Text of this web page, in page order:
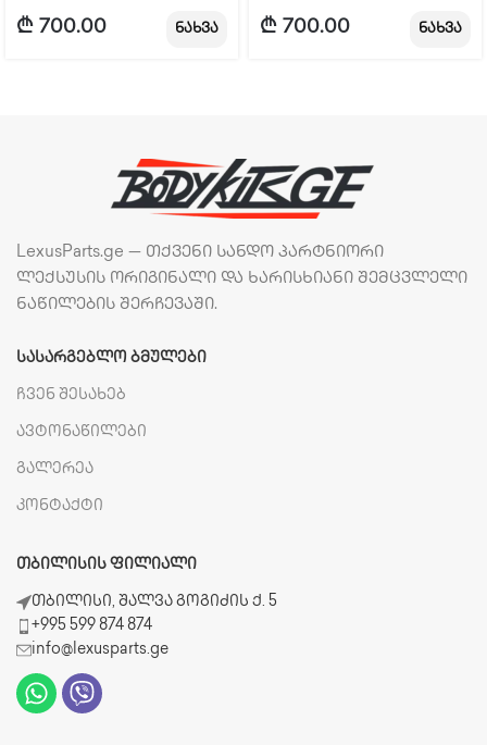
₾ 700.00 ნახვა ₾ 700.00 ნახვა
LexusParts.ge — თქვენი სანდო პარტნიორი
ლექსუსის ორიგინალი და ხარისხიანი შემცვლელი
ნაწილების შერჩევაში.
ᲡᲐᲡᲐᲠᲒᲔᲑᲚᲝ ᲑᲛᲣᲚᲔᲑᲘ
ჩვენ შესახებ
ავტონაწილები
გალერეა
კონტაქტი
ᲗᲑᲘᲚᲘᲡᲘᲡ ᲤᲘᲚᲘᲐᲚᲘ
თბილისი, შალვა გოგიძის ქ. 5
+995 599 874 874
info@lexusparts.ge